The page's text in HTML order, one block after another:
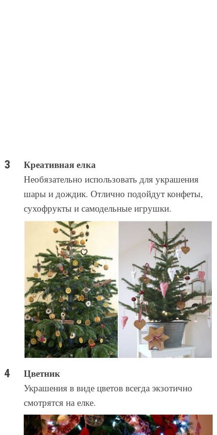
Креативная елка
Необязательно использовать для украшения
шары и дождик. Отлично подойдут конфеты,
сухофрукты и самодельные игрушки.
Цветник
Украшения в виде цветов всегда экзотично
смотрятся на елке.